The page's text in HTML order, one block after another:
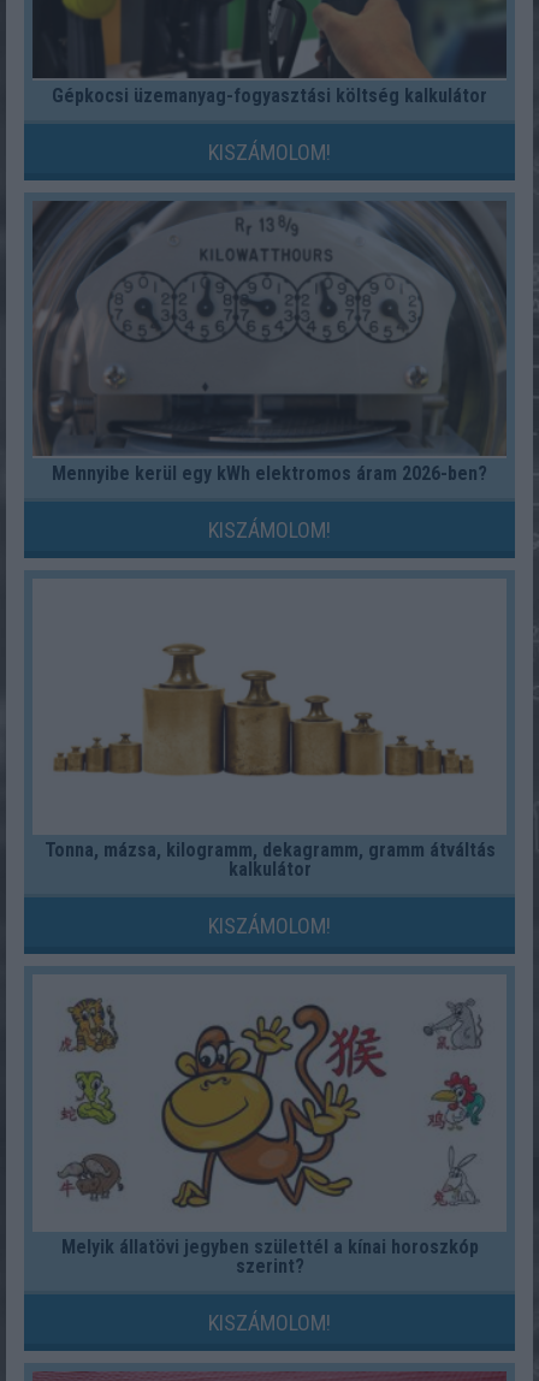
Gépkocsi üzemanyag-fogyasztási költség kalkulátor
KISZÁMOLOM!
Mennyibe kerül egy kWh elektromos áram 2026-ben?
KISZÁMOLOM!
Tonna, mázsa, kilogramm, dekagramm, gramm átváltás
kalkulátor
KISZÁMOLOM!
Melyik állatövi jegyben születtél a kínai horoszkóp
szerint?
KISZÁMOLOM!